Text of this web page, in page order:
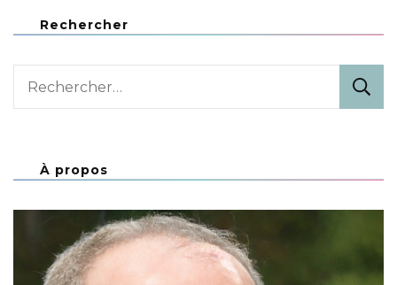
publications
Rechercher
Rechercher :
À propos